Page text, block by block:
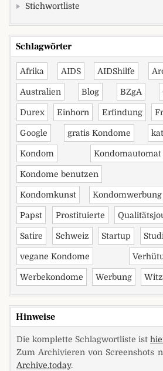
Stichwortliste
Schlagwörter
Afrika AIDS AIDShilfe
Australien Blog BZgA
Durex Einhorn Erfindung
Google gratis Kondome
Kondom Kondomautomat
Kondome benutzen
Kondomkunst Kondomwerbung
Papst Prostituierte
Satire Schweiz Startup
vegane Kondome
Werbekondome Werbung Witz
Hinweise
Die komplette Schlagwortliste ist
Zum Archivieren von Screenshots
Archive.today.